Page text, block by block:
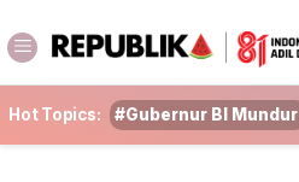
Hot Topics: #Gubernur BI Mundur